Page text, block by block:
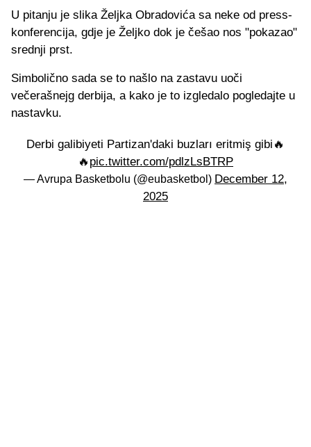
U pitanju je slika Željka Obradovića sa neke od press-
konferencija, gdje je Željko dok je češao nos "pokazao"
srednji prst.
Simbolično sada se to našlo na zastavu uoči
večerašnejg derbija, a kako je to izgledalo pogledajte u
nastavku.
Derbi galibiyeti Partizan'daki buzları eritmiş gibi🔥
🔥 pic.twitter.com/pdlzLsBTRP
— Avrupa Basketbolu (@eubasketbol) December 12,
2025